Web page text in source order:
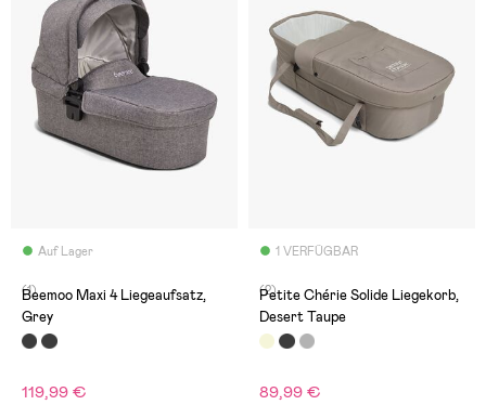
Auf Lager
(1)
Beemoo Maxi 4 Liegeaufsatz,
Grey
119,99 €
1 VERFÜGBAR
(2)
Petite Chérie Solide Liegekorb,
Desert Taupe
89,99 €